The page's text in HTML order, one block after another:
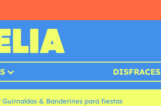
DISFRACES
Guirnaldas & Banderines para fiestas